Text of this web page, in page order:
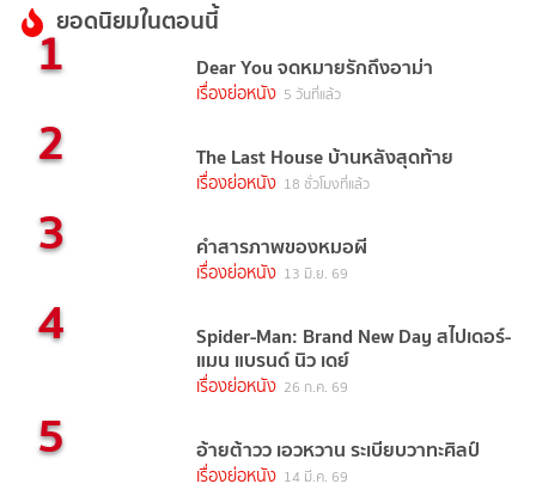
ยอดนิยมในตอนนี้
1 Dear You จดหมายรักถึงอาม่า
เรื่องย่อหนัง 5 วันที่แล้ว
2 The Last House บ้านหลังสุดท้าย
เรื่องย่อหนัง 18 ชั่วโมงที่แล้ว
3 คำสารภาพของหมอผี
เรื่องย่อหนัง 13 มิ.ย. 69
4 Spider-Man: Brand New Day สไปเดอร์-
แมน แบรนด์ นิว เดย์
เรื่องย่อหนัง 26 ก.ค. 69
5 อ้ายต้าวว เอวหวาน ระเบียบวาทะศิลป์
เรื่องย่อหนัง 14 มี.ค. 69